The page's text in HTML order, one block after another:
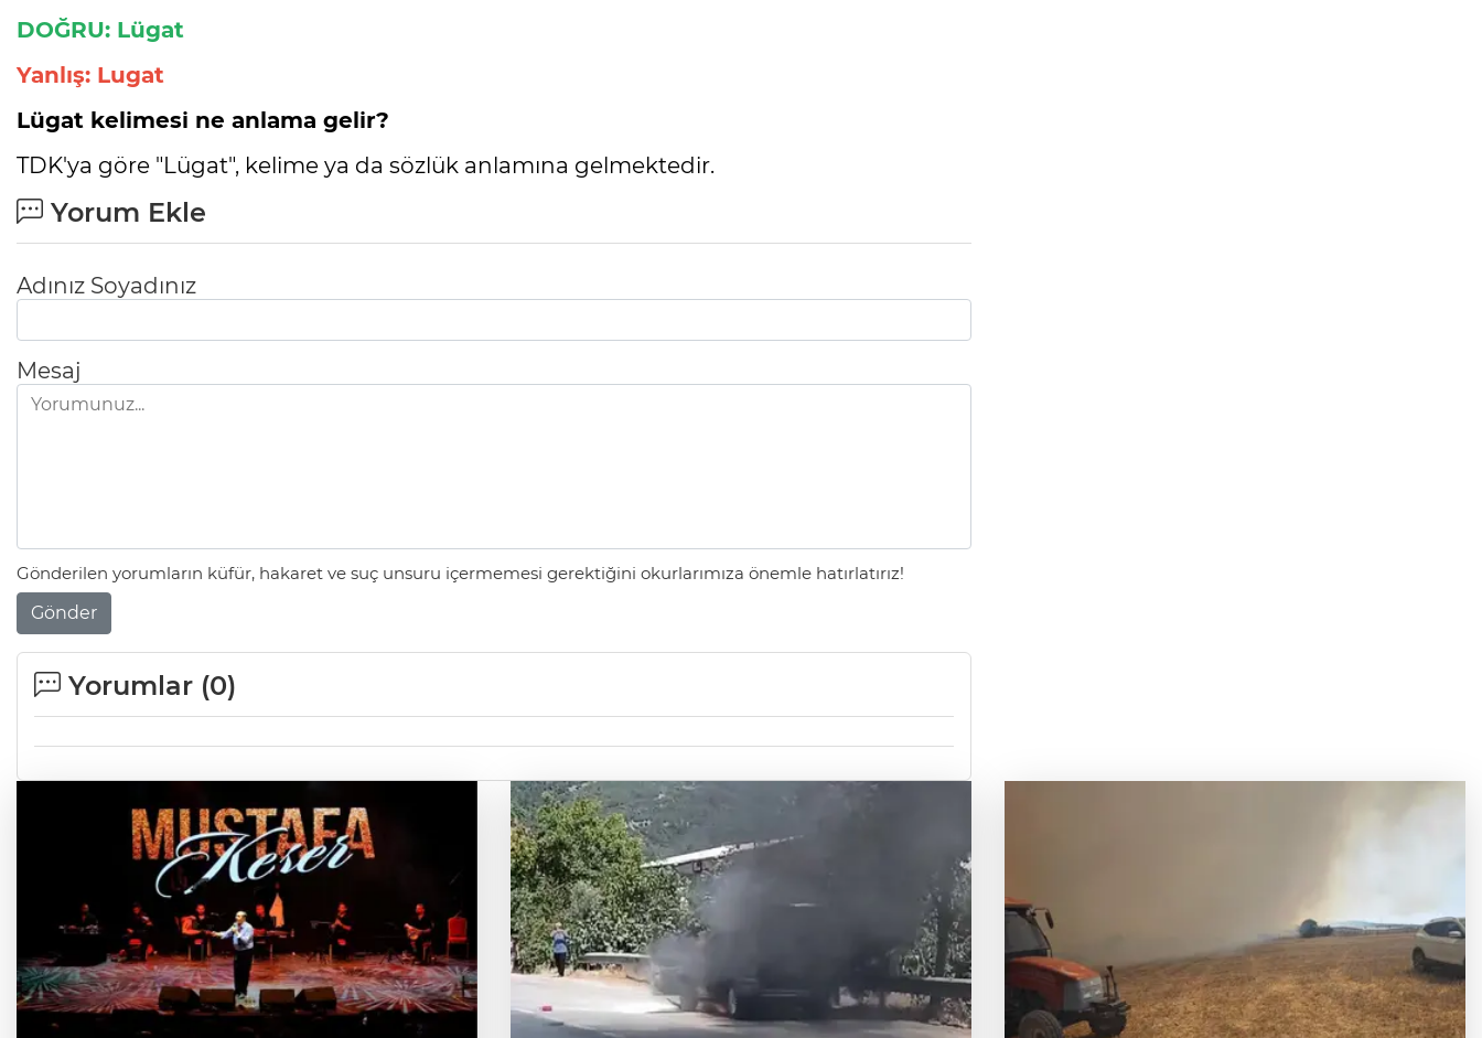
DOĞRU: Lügat
Yanlış: Lugat
Lügat kelimesi ne anlama gelir?
TDK'ya göre "Lügat", kelime ya da sözlük anlamına gelmektedir.
Yorum Ekle
Adınız Soyadınız
Mesaj
Gönderilen yorumların küfür, hakaret ve suç unsuru içermemesi gerektiğini okurlarımıza önemle hatırlatırız!
Gönder
Yorumlar (0)